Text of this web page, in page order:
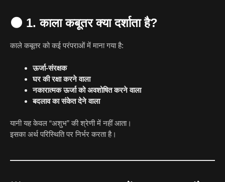
🌑 1. काला कबूतर क्या दर्शाता है?
काले कबूतर को कई परंपराओं में माना गया है:
ऊर्जा-संरक्षक
घर की रक्षा करने वाला
नकारात्मक ऊर्जा को अवशोषित करने वाला
बदलाव का संकेत देने वाला
यानी यह केवल “अशुभ” की श्रेणी में नहीं आता।
इसका अर्थ परिस्थिति पर निर्भर करता है।